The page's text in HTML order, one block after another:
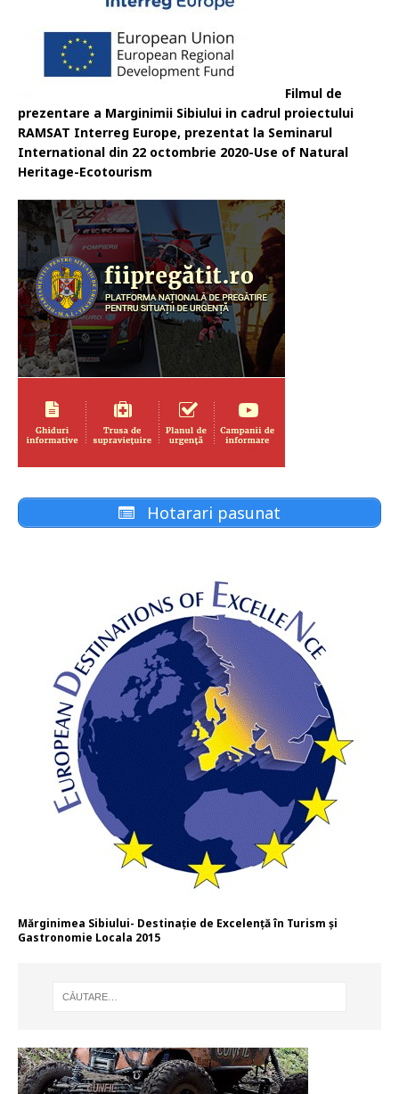
Filmul de
prezentare a Marginimii Sibiului in cadrul proiectului
RAMSAT Interreg Europe, prezentat la Seminarul
International din 22 octombrie 2020-Use of Natural
Heritage-Ecotourism
Hotarari pasunat
Mărginimea Sibiului- Destinație de Excelență în Turism și
Gastronomie Locala 2015